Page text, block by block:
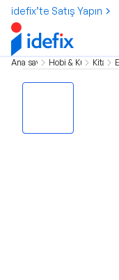
idefix’te Satış Yapın
Ana sayfa Hobi & KültürKitap